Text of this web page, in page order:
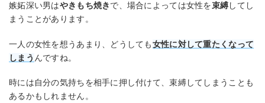
嫉妬深い男はやきもち焼きで、場合によっては女性を束縛してし
まうことがあります。
一人の女性を想うあまり、どうしても女性に対して重たくなって
しまう んですね。
時には自分の気持ちを相手に押し付けて、束縛してしまうことも
あるかもしれません。